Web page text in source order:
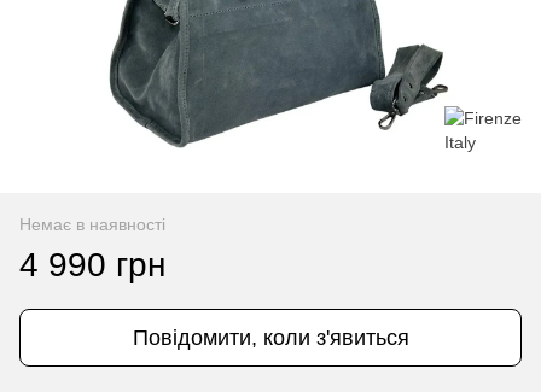
Немає в наявності
4 990 грн
Повідомити, коли з'явиться